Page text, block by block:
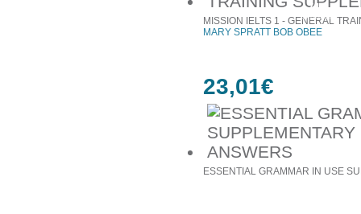
74%
έκπτωση
MISSION IELTS 1 - GENERAL
MARY SPRATT BOB OBEE
23,01€
ESSENTIAL GRAMMAR IN USE